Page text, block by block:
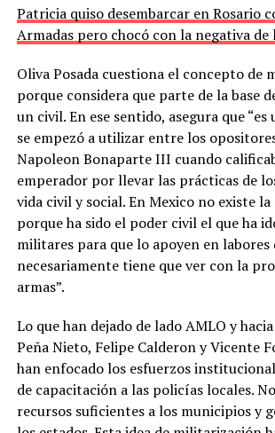
Patricia quiso desembarcar en Rosario
Armadas pero chocó con la negativa
Oliva Posada cuestiona el concepto de
porque considera que parte de la base
un civil. En ese sentido, asegura que
se empezó a utilizar entre los
Napoleon Bonaparte III cuando
emperador por llevar las prácticas de
vida civil y social. En Mexico no existe
porque ha sido el poder civil el que ha
militares para que lo apoyen en labores
necesariamente tiene que ver con la
armas”.
Lo que han dejado de lado AMLO y
Peña Nieto, Felipe Calderon y Vicente
han enfocado los esfuerzos
de capacitación a las policías locales.
recursos suficientes a los municipios y